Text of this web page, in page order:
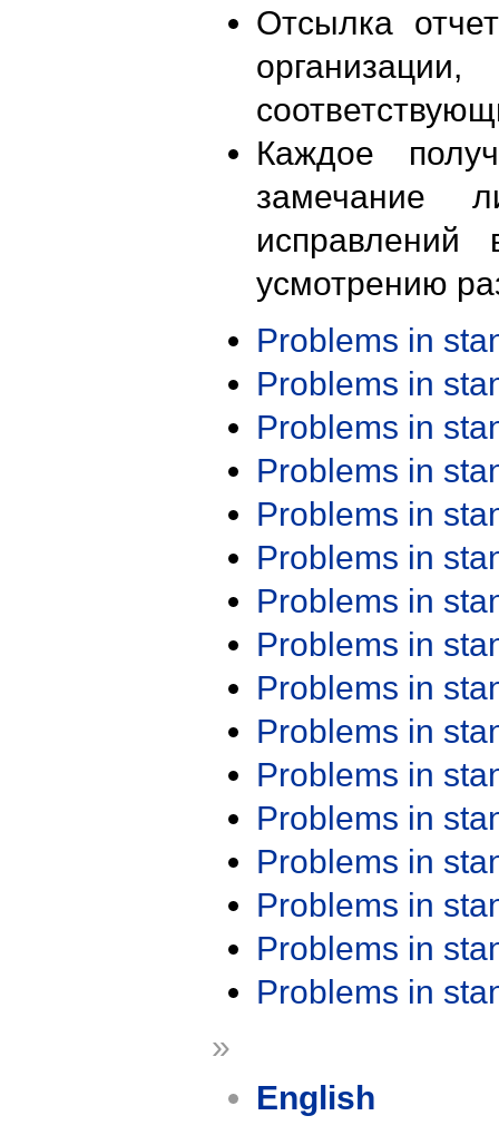
Отсылка
Каждое
замечание
исправлений
усмотрению
Problems in
Problems in
Problems in
Problems in
Problems in
Problems in
Problems in
Problems in
Problems in
Problems in
Problems in
Problems in
Problems in
Problems in
Problems in
Problems in
»
English